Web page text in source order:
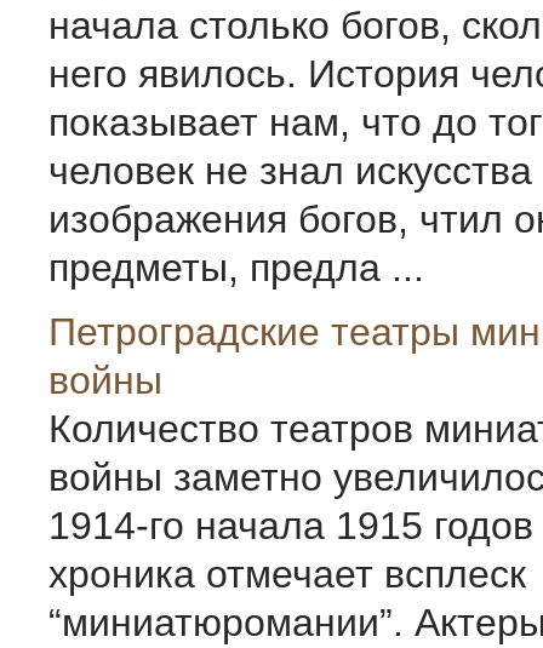
начала столько богов,
него явилось. История
показывает нам, что до
человек не знал
изображения богов, чтил
предметы, предла ...
Петроградские театры
войны
Количество театров
войны заметно
1914-го начала 1915 годов
хроника отмечает всплеск
“миниатюромании”.